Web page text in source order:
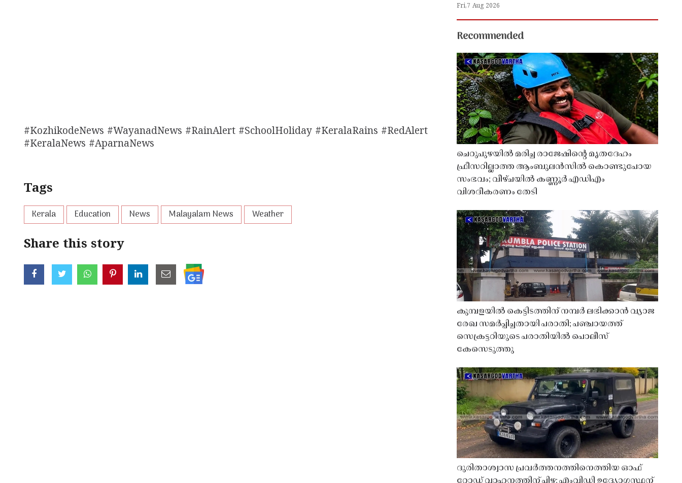
#KozhikodeNews #WayanadNews #RainAlert #SchoolHoliday #KeralaRains #RedAlert
#KeralaNews #AparnaNews
Tags
Kerala Education News Malayalam News Weather
Share this story
Fri,7 Aug 2026
Recommended
ചെറുപുഴയിൽ മരിച്ച രാജേഷിൻ്റെ മൃതദേഹം
ഫ്രീസറില്ലാത്ത ആംബുലൻസിൽ കൊണ്ടുപോയ
സംഭവം; വീഴ്ചയിൽ കണ്ണൂർ എഡിഎം
വിശദീകരണം തേടി
കുമ്പളയിൽ കെട്ടിടത്തിന് നമ്പർ ലഭിക്കാൻ വ്യാജ
രേഖ സമർപ്പിച്ചതായി പരാതി; പഞ്ചായത്ത്
സെക്രട്ടറിയുടെ പരാതിയിൽ പൊലീസ്
കേസെടുത്തു
ദുരിതാശ്വാസ പ്രവർത്തനത്തിനെത്തിയ ഓഫ്